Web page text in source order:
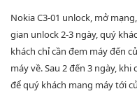
Nokia C3-01 unlock, mở
gian unlock 2-3 ngày, quý
khách chỉ cần đem máy đến
máy về. Sau 2 đến 3 ngày,
để quý khách mang máy tới